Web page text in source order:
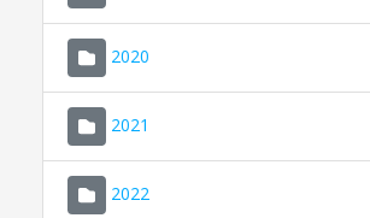
2020
2021
2022